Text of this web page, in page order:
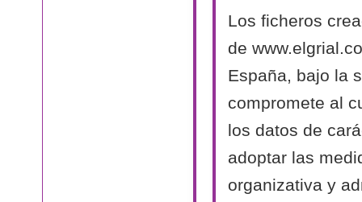
Los ficheros
de
España, bajo la
compromete al
los datos de
adoptar las
organizativa y